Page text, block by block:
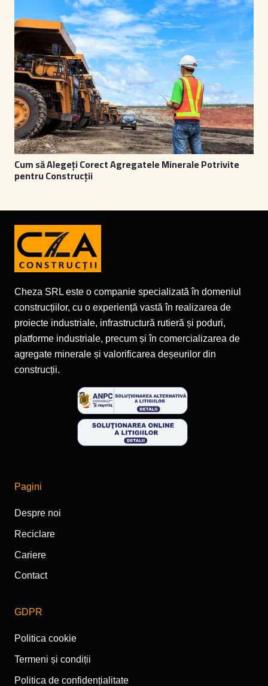
Cum să Alegeți Corect Agregatele Minerale Potrivite
pentru Construcții
Cheza SRL este o companie specializată în domeniul
construcțiilor, cu o experiență vastă în realizarea de
proiecte industriale, infrastructură rutieră și poduri,
platforme industriale, precum și în comercializarea de
agregate minerale și valorificarea deșeurilor din
construcții.
Pagini
Despre noi
Reciclare
Cariere
Contact
GDPR
Politica cookie
Termeni și condiții
Politica de confidențialitate